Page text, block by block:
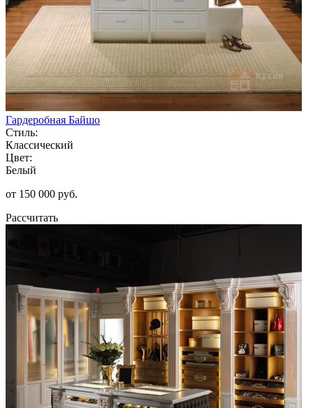
Гардеробная Байшо
Стиль:
Классический
Цвет:
Белый
от 150 000 руб.
Рассчитать